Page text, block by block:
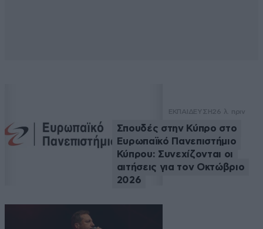
ΕΚΠΑΙΔΕΥΣΗ26 λ. πριν
Σπουδές στην Κύπρο στο
Ευρωπαϊκό Πανεπιστήμιο
Κύπρου: Συνεχίζονται οι
αιτήσεις για τον Οκτώβριο
2026